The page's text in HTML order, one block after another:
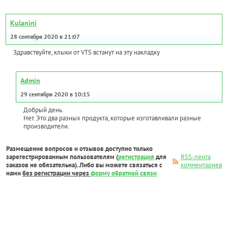
Kulanini
28 сентября 2020 в 21:07
Здравствуйте, клыки от VTS встанут на эту накладку
Admin
29 сентября 2020 в 10:15
Добрый день.
Нет. Это два разных продукта, которые изготавливали разные
производители.
Размещение вопросов и отзывов доступно только
зарегестрированным пользователям (регистрация для
заказов не обязательна). Либо вы можете связаться с
намибез регистрации через форму обратной связи
RSS-лента
комментариев